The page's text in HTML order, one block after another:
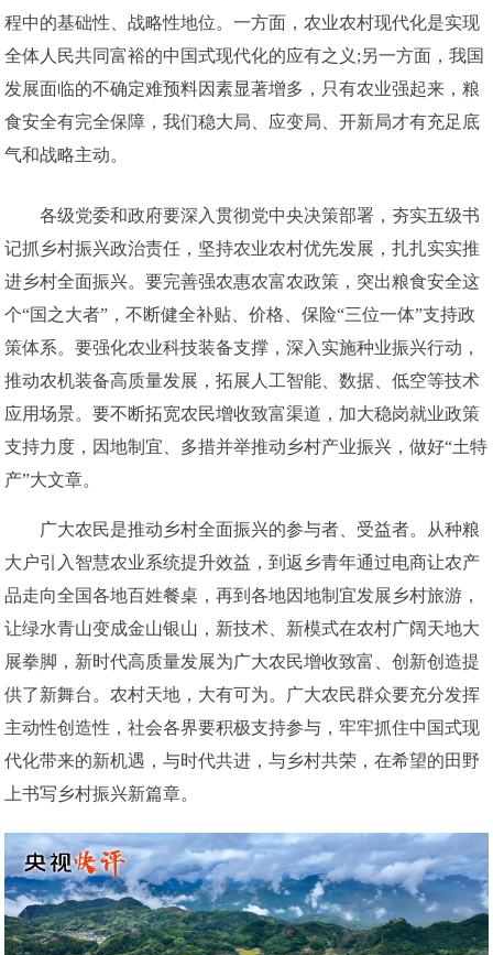
程中的基础性、战略性地位。一方面，农业农村现代化是实现
全体人民共同富裕的中国式现代化的应有之义;另一方面，我国
发展面临的不确定难预料因素显著增多，只有农业强起来，粮
食安全有完全保障，我们稳大局、应变局、开新局才有充足底
气和战略主动。
各级党委和政府要深入贯彻党中央决策部署，夯实五级书
记抓乡村振兴政治责任，坚持农业农村优先发展，扎扎实实推
进乡村全面振兴。要完善强农惠农富农政策，突出粮食安全这
个“国之大者”，不断健全补贴、价格、保险“三位一体”支持政
策体系。要强化农业科技装备支撑，深入实施种业振兴行动，
推动农机装备高质量发展，拓展人工智能、数据、低空等技术
应用场景。要不断拓宽农民增收致富渠道，加大稳岗就业政策
支持力度，因地制宜、多措并举推动乡村产业振兴，做好“土特
产”大文章。
广大农民是推动乡村全面振兴的参与者、受益者。从种粮
大户引入智慧农业系统提升效益，到返乡青年通过电商让农产
品走向全国各地百姓餐桌，再到各地因地制宜发展乡村旅游，
让绿水青山变成金山银山，新技术、新模式在农村广阔天地大
展拳脚，新时代高质量发展为广大农民增收致富、创新创造提
供了新舞台。农村天地，大有可为。广大农民群众要充分发挥
主动性创造性，社会各界要积极支持参与，牢牢抓住中国式现
代化带来的新机遇，与时代共进，与乡村共荣，在希望的田野
上书写乡村振兴新篇章。